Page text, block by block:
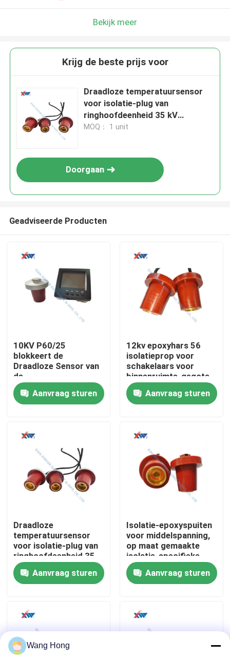
Huis
Producten
Ongeveer ons
Fabrieksreis
Kwaliteitscontrole
contacteer ons
Hoogspannings Ceramische Condensator
De Condensatoren van de hoogspanningsdeurknop
Bekijk meer
Krijg de beste prijs voor
Draadloze temperatuursensor
voor isolatie-plug van
ringhoofdeenheid 35 kV
hoogtemperatuurbestendige
MOQ： 1 unit
Doorgaan
Geadviseerde Producten
10KV P60/25
blokkeert de
Draadloze Sensor van
de
Mechanismetemperatuur
voor Ring Main Units
Aanvraag sturen
12kv epoxyhars 56
isolatieprop voor
schakelaars voor
binnenruimte-gegote
hars voor
middelspanning
Aanvraag sturen
Draadloze
temperatuursensor
voor isolatie-plug van
ringhoofdeenheid 35
kV
hoogtemperatuurbestendige
Aanvraag sturen
Isolatie-epoxyspuiten
voor middelspanning,
op maat gemaakte
isolatie-specifieke
inwendige gietharsen
voor middelspanning
Aanvraag sturen
Wang Hong